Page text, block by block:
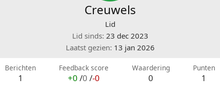
Creuwels
Lid
Lid sinds 23 dec 2023
Laatst gezien 13 jan 2026
Berichten
1
Feedback score
+0 /0 /-0
Waardering
0
Punten
1